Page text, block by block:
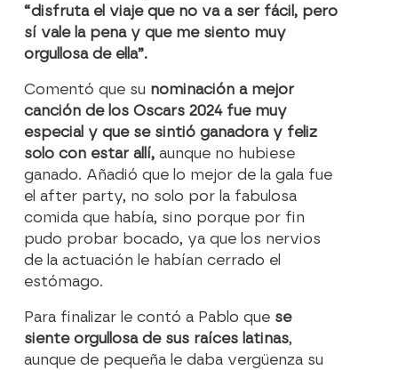
“disfruta el viaje que no va a ser fácil, pero
sí vale la pena y que me siento muy
orgullosa de ella”.
Comentó que su nominación a mejor
canción de los Oscars 2024 fue muy
especial y que se sintió ganadora y feliz
solo con estar allí, aunque no hubiese
ganado. Añadió que lo mejor de la gala fue
el after party, no solo por la fabulosa
comida que había, sino porque por fin
pudo probar bocado, ya que los nervios
de la actuación le habían cerrado el
estómago.
Para finalizar le contó a Pablo que se
siente orgullosa de sus raíces latinas,
aunque de pequeña le daba vergüenza su